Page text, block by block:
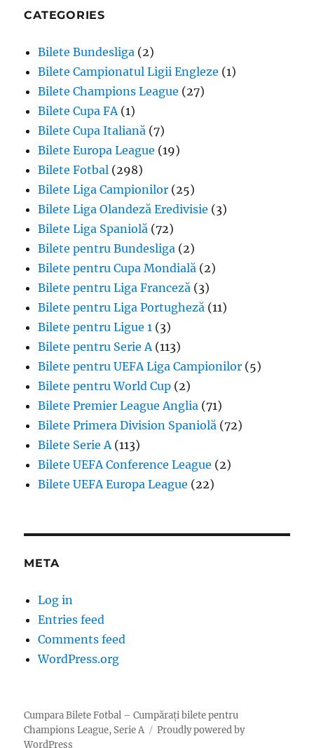
CATEGORIES
Bilete Bundesliga (2)
Bilete Campionatul Ligii Engleze (1)
Bilete Champions League (27)
Bilete Cupa FA (1)
Bilete Cupa Italiană (7)
Bilete Europa League (19)
Bilete Fotbal (298)
Bilete Liga Campionilor (25)
Bilete Liga Olandeză Eredivisie (3)
Bilete Liga Spaniolă (72)
Bilete pentru Bundesliga (2)
Bilete pentru Cupa Mondială (2)
Bilete pentru Liga Franceză (3)
Bilete pentru Liga Portugheză (11)
Bilete pentru Ligue 1 (3)
Bilete pentru Serie A (113)
Bilete pentru UEFA Liga Campionilor (5)
Bilete pentru World Cup (2)
Bilete Premier League Anglia (71)
Bilete Primera Division Spaniolă (72)
Bilete Serie A (113)
Bilete UEFA Conference League (2)
Bilete UEFA Europa League (22)
META
Log in
Entries feed
Comments feed
WordPress.org
Cumpara Bilete Fotbal – Cumpărați bilete pentru
Champions League, Serie A
Proudly powered by
WordPress